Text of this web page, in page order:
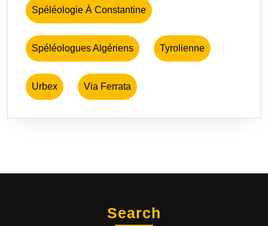
Spéléologie À Constantine
Spéléologues Algériens Tyrolienne
Urbex Via Ferrata
Search